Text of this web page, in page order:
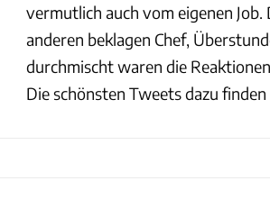
vermutlich auch vom eigenen
anderen beklagen Chef,
durchmischt waren die
Die schönsten Tweets dazu